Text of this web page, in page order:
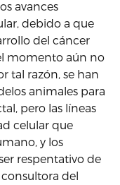
avances
debido a que
del cáncer
momento aún no
tal razón, se han
animales para
pero las líneas
celular que
y los
respentativo de
del